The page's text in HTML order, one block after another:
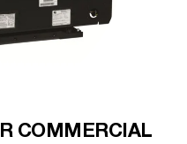
COMMERCIAL